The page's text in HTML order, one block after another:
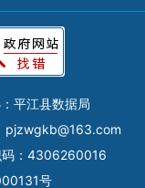
平江县数据局
pjzwgkb@163.com
码：4306260016
号